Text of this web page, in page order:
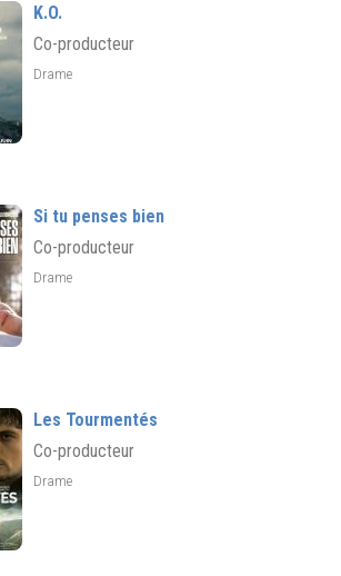
K.O.
Co-producteur
Drame
Si tu penses bien
Co-producteur
Drame
Les Tourmentés
Co-producteur
Drame